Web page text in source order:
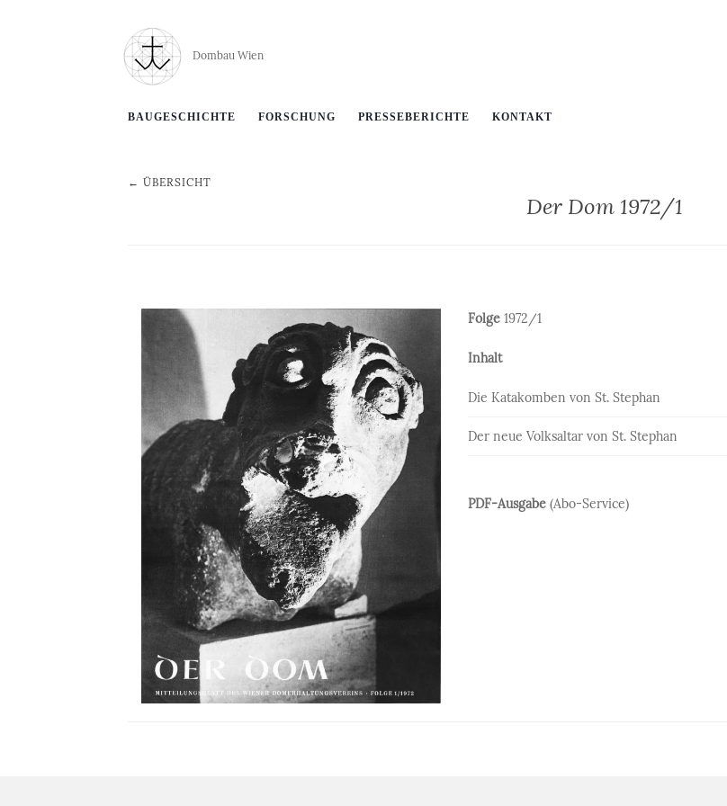
Dombau Wien
BAUGESCHICHTE FORSCHUNG PRESSEBERICHTE KONTAKT
← ÜBERSICHT
Der Dom 1972/1
Folge 1972/1
Inhalt
Die Katakomben von St. Stephan
Der neue Volksaltar von St. Stephan
PDF-Ausgabe (Abo-Service)